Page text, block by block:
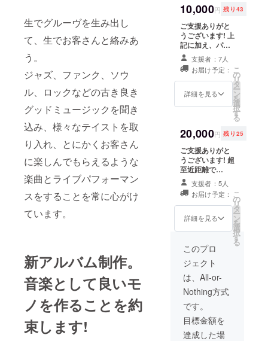
生でグルーヴを生み出し
て、生でお客さんと絡みあ
う。
ジャズ、ファンク、ソウ
ル、ロックなどの古き良き
グッドミュージックを聞き
込み、様々なテイストを取
り入れ、とにかくお客さん
に楽しんでもらえるような
楽曲とライブパフォーマン
スをすることを常に心がけ
ています。
新アルバム制作。
音楽として良いモ
ノを作ることを約
束します!
さい! ※お選びい
ただけるライブ
日程は左側のプ
ロジェクト本文
（最下部）でご
確認ください。
10,000円 残り43
ご支援ありがと
うございます! 上
記に加え、パト
ロン様限定、
AFRO PARKER
のオリジナルT
シャツをプレゼ
ントいたしま
支援者：7人
お届け予定：
詳細を見る
こ
の
リ
タ
ー
ン
を
選
択
す
る
20,000円 残り25
ご支援ありがと
うございます! 超
至近距離で
AFRO PARKER
を独り占め！ 都
内のリハーサル
スタジオにご招
待して、超小規
支援者：5人
お届け予定：
詳細を見る
こ
の
リ
タ
ー
ン
を
選
択
す
る
このプロ
ジェクト
は、All-or-
Nothing方式
です。
目標金額を
達成した場